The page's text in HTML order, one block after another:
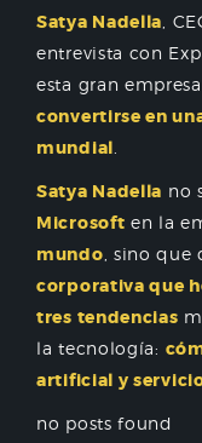
Satya Nadella ,
entrevista con
esta gran empresa
convertirse en
mundial
Satya Nadella no
Microsoft en la
mundo , sino que
corporativa que
tres tendencias
la tecnología:
artificial y
no posts found